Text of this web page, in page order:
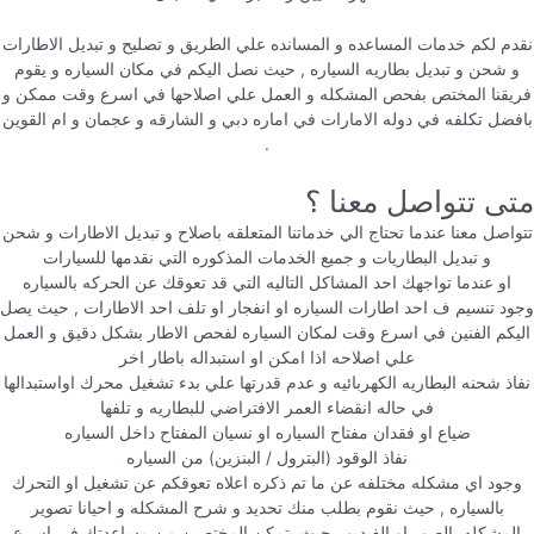
نقدم لكم خدمات المساعده و المسانده علي الطريق و تصليح و تبديل الاطارات
و شحن و تبديل بطاريه السياره , حيث نصل اليكم في مكان السياره و يقوم
فريقنا المختص بفحص المشكله و العمل علي اصلاحها في اسرع وقت ممكن و
بافضل تكلفه في دوله الامارات في اماره دبي و الشارقه و عجمان و ام القوين
.
متى تتواصل معنا ؟
تتواصل معنا عندما تحتاج الي خدماتنا المتعلقه باصلاح و تبديل الاطارات و شحن
و تبديل البطاريات و جميع الخدمات المذكوره التي نقدمها للسيارات
او عندما تواجهك احد المشاكل التاليه التي قد تعوقك عن الحركه بالسياره
وجود تنسيم ف احد اطارات السياره او انفجار او تلف احد الاطارات , حيث يصل
اليكم الفنين في اسرع وقت لمكان السياره لفحص الاطار بشكل دقيق و العمل
علي اصلاحه اذا امكن او استبداله باطار اخر
نفاذ شحنه البطاريه الكهربائيه و عدم قدرتها علي بدء تشغيل محرك اواستبدالها
في حاله انقضاء العمر الافتراضي للبطاريه و تلفها
ضياع او فقدان مفتاح السياره او نسيان المفتاح داخل السياره
نفاذ الوقود (البترول / البنزين) من السياره
وجود اي مشكله مختلفه عن ما تم ذكره اعلاه تعوقكم عن تشغيل او التحرك
بالسياره , حيث نقوم بطلب منك تحديد و شرح المشكله و احيانا تصوير